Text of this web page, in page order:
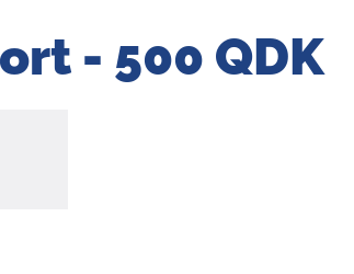
- 500 QDK